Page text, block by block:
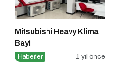
Mitsubishi Heavy Klima
Bayi
Haberler 1 yıl önce